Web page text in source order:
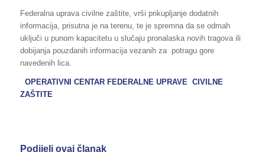
Federalna uprava civilne zaštite, vrši prikupljanje dodatnih
informacija, prisutna je na terenu, te je spremna da se odmah
uključi u punom kapacitetu u slučaju pronalaska novih tragova ili
dobijanja pouzdanih informacija vezanih za potragu gore
navedenih lica.
OPERATIVNI CENTAR FEDERALNE UPRAVE CIVILNE
ZAŠTITE
Podijeli ovaj članak